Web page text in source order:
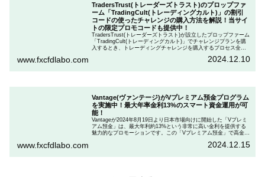
TradersTrust(トレーダーズトラスト)のプロップファ
ーム「TradingCult(トレーディングカルト)」の割引
コードの使ったチャレンジの購入方法を解説！当サイ
トの限定プロモコードも提供中！
TradersTrust(トレーダーズトラスト)が設立したプロップファーム
「TradingCult(トレーディングカルト)」でチャレンジプランを購
入するとき、トレーディングチャレンジを購入するプロセス全体
ます。さらに、TradingCultがほぼ定期的に実施している割引コー
www.fxcfdlabo.com 2024.12.10
Vantage(ヴァンテージ)がVプレミアム預金プログラム
を実施中！最大年率金利13%のスマート資金運用が可
能！
Vantageが2024年8月19日より日本市場向けに開始した「Vプレミ
アム預金」は、最大年利約13%という非常に高い金利を提供する
魅力的なプロモーションです。この「Vプレミアム預金」で高金利
「Vプレミアム預金」を行いたい人は、この記事をしっかりと読ん
www.fxcfdlabo.com 2024.12.15